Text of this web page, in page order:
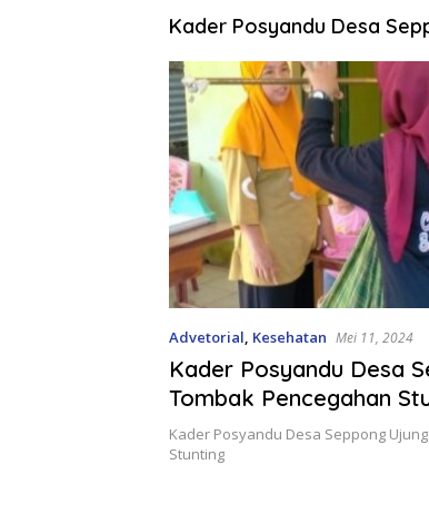
Kader Posyandu Desa
Advetorial, Kesehatan Mei 11, 2024
Kader Posyandu Desa
Tombak Pencegahan
Kader Posyandu Desa Seppong
Stunting